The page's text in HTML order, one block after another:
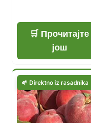
Прочитајте
још